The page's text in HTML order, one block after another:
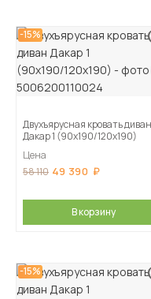
-15%
Двухъярусная кровать диван
Дакар 1 (90х190/120х190)
Цена
58 110 49 390
В корзину
-15%